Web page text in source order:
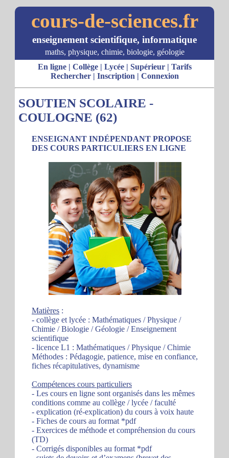
cours-de-sciences.fr
enseignement scientifique, informatique
maths, physique, chimie, biologie, géologie
En ligne| Collège| Lycée| Supérieur| Tarifs
Rechercher| Inscription | Connexion
SOUTIEN SCOLAIRE -
COULOGNE (62)
ENSEIGNANT INDÉPENDANT PROPOSE
DES COURS PARTICULIERS EN LIGNE
Matières :
- collège et lycée : Mathématiques / Physique /
Chimie / Biologie / Géologie / Enseignement
scientifique
- licence L1 : Mathématiques / Physique / Chimie
Méthodes : Pédagogie, patience, mise en confiance,
fiches récapitulatives, dynamisme
Compétences cours particuliers
- Les cours en ligne sont organisés dans les mêmes
conditions comme au collège / lycée / faculté
- explication (ré-explication) du cours à voix haute
- Fiches de cours au format *pdf
- Exercices de méthode et compréhension du cours
(TD)
- Corrigés disponibles au format *pdf